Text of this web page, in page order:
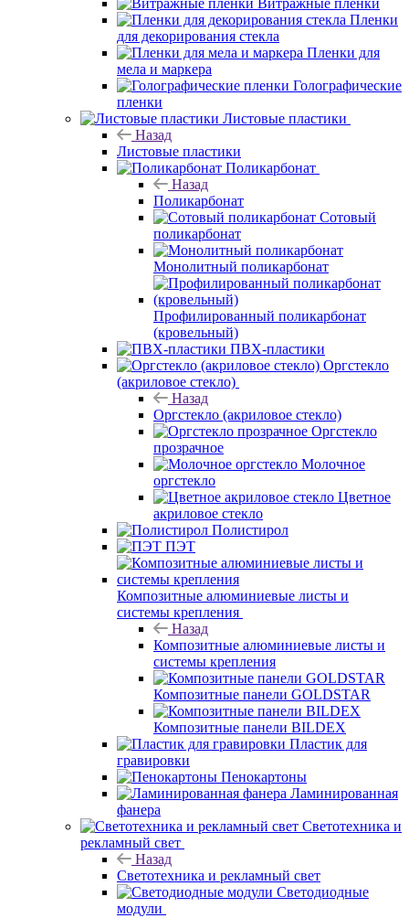
Витражные пленки
Пленки
для декорирования стекла
Пленки для
мела и маркера
Голографические
пленки
Листовые пластики
Назад
Листовые пластики
Поликарбонат
Назад
Поликарбонат
Сотовый
поликарбонат
Монолитный поликарбонат
Профилированный поликарбонат
(кровельный)
ПВХ-пластики
Оргстекло
(акриловое стекло)
Назад
Оргстекло (акриловое стекло)
Оргстекло
прозрачное
Молочное
оргстекло
Цветное
акриловое стекло
Полистирол
ПЭТ
Композитные алюминиевые листы и
системы крепления
Назад
Композитные алюминиевые листы и
системы крепления
Композитные панели GOLDSTAR
Композитные панели BILDEX
Пластик для
гравировки
Пенокартоны
Ламинированная
фанера
Светотехника и
рекламный свет
Назад
Светотехника и рекламный свет
Светодиодные
модули